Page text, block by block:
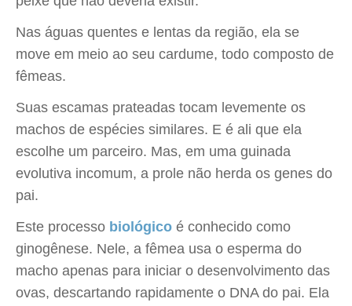
Nas águas quentes e lentas da região, ela se
move em meio ao seu cardume, todo composto de
fêmeas.
Suas escamas prateadas tocam levemente os
machos de espécies similares. E é ali que ela
escolhe um parceiro. Mas, em uma guinada
evolutiva incomum, a prole não herda os genes do
pai.
Este processo biológico é conhecido como
ginogênese. Nele, a fêmea usa o esperma do
macho apenas para iniciar o desenvolvimento das
ovas, descartando rapidamente o DNA do pai. Ela